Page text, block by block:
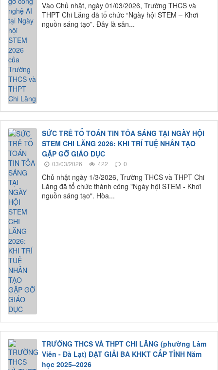
Vào Chủ nhật, ngày 01/03/2026, Trường THCS và
THPT Chi Lăng đã tổ chức “Ngày hội STEM – Khơi
nguồn sáng tạo”. Đây là sân...
SỨC TRẺ TỔ TOÁN TIN TỎA SÁNG TẠI NGÀY HỘI
STEM CHI LĂNG 2026: KHI TRÍ TUỆ NHÂN TẠO
GẶP GỠ GIÁO DỤC
03/03/2026 422 0
Chủ nhật ngày 1/3/2026, Trường THCS và THPT Chi
Lăng đã tổ chức thành công "Ngày hội STEM - Khơi
nguồn sáng tạo". Hòa...
TRƯỜNG THCS VÀ THPT CHI LĂNG (phường Lâm
Viên - Đà Lạt) ĐẠT GIẢI BA KHKT CẤP TỈNH Năm
học 2025–2026